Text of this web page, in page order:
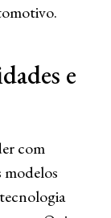
e
com
modelos